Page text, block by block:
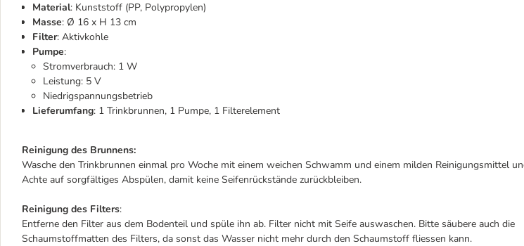
Material: Kunststoff (PP, Polypropylen)
Masse: Ø 16 x H 13 cm
Filter: Aktivkohle
Pumpe:
Stromverbrauch: 1 W
Leistung: 5 V
Niedrigspannungsbetrieb
Lieferumfang: 1 Trinkbrunnen, 1 Pumpe, 1 Filterelement
Reinigung des Brunnens:
Wasche den Trinkbrunnen einmal pro Woche mit einem weichen Schwamm und einem milden Reinigungsmittel
Achte auf sorgfältiges Abspülen, damit keine Seifenrückstände zurückbleiben.
Reinigung des Filters:
Entferne den Filter aus dem Bodenteil und spüle ihn ab. Filter nicht mit Seife auswaschen. Bitte säubere auch die
Schaumstoffmatten des Filters, da sonst das Wasser nicht mehr durch den Schaumstoff fliessen kann.